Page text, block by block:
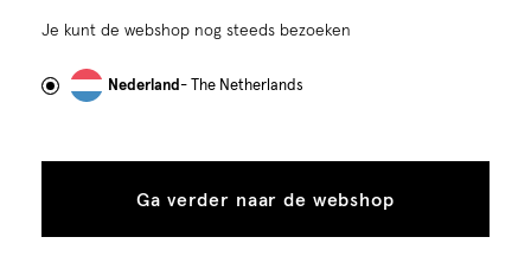
gebruiken wij cookies en daarmee vergelijkbare
om advertenties te personaliseren...
tonen
toestaan
Je kunt de webshop nog steeds bezoeken
Nederland- The Netherlands
Ga verder naar de webshop